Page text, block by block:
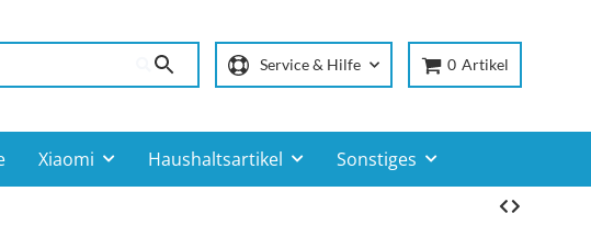
Service & Hilfe 0 Artikel
Xiaomi Haushaltsartikel Sonstiges